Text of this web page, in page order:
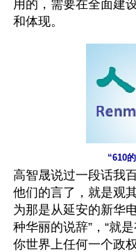
用的，需要在全面建
和体现。
“610
高智晟说过一段话我
他们的言了，就是观
为那是从延安的新华
种华丽的说辞”，“就
你世界上任何一个政